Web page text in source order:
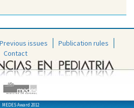
Previous issues
Publication rules
Contact
MEDES Award 2012